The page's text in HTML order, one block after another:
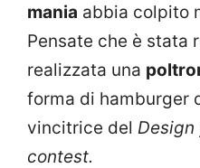
mania abbia colpito
Pensate che è stata
realizzata una
forma di hamburger
vincitrice del Design
contest.